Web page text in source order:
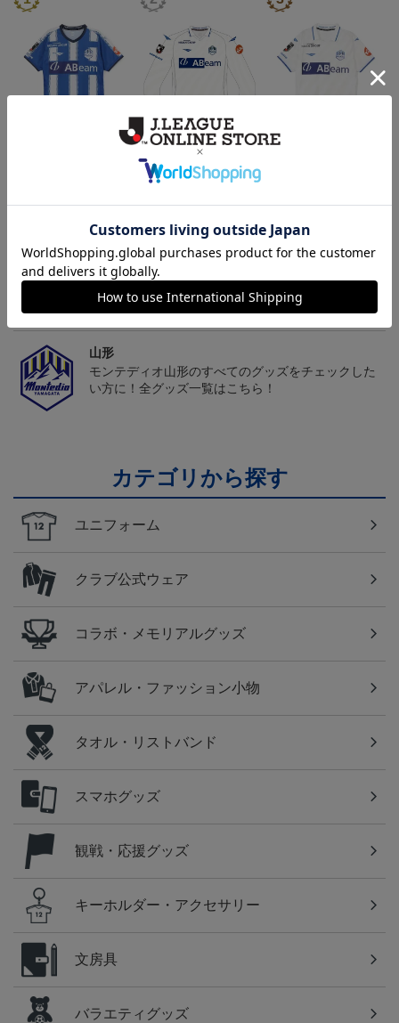
26/27オーセンティックユ
ニフォーム長袖（FP2n
d）
19,800円～24,860円
山形
チームマスコット「ディーオ」グッズは、サポータ
ーやファン必見！
山形
モンテディオ山形のすべてのグッズをチェックした
い方に！全グッズ一覧はこちら！
カテゴリから探す
ユニフォーム
クラブ公式ウェア
コラボ・メモリアルグッズ
アパレル・ファッション小物
タオル・リストバンド
スマホグッズ
観戦・応援グッズ
キーホルダー・アクセサリー
文房具
バラエティグッズ